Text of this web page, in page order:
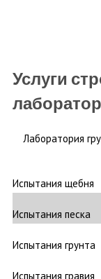
Услуги
Лаборатория
Испытания щебня
Испытания песка
Испытания грунта
Испытания гравия